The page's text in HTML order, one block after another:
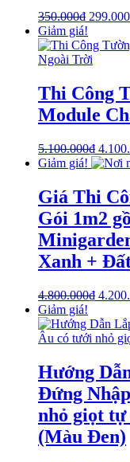
350.000₫ 299.000
Giảm giá!
Thi Công
Module
5.100.000₫
Giảm giá!
Giá Thi
Gói 1m2
Xanh +
4.800.000₫
Giảm giá!
Hướng
Đứng
nhỏ giọt tự
(Màu Đen)